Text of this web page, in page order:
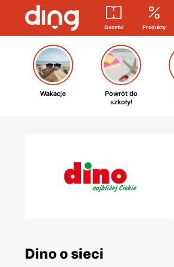
Gazetki Produkty
Wakacje
Powrót do
szkoły!
Dino o sieci